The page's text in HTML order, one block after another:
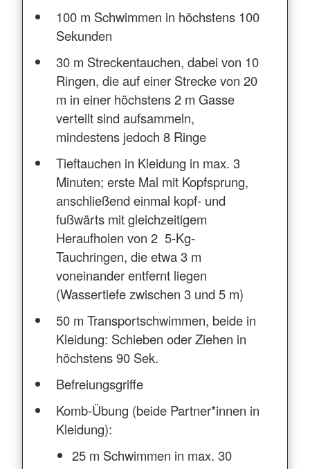
100 m Schwimmen in höchstens 100
Sekunden
30 m Streckentauchen, dabei von 10
Ringen, die auf einer Strecke von 20
m in einer höchstens 2 m Gasse
verteilt sind aufsammeln,
mindestens jedoch 8 Ringe
Tieftauchen in Kleidung in max. 3
Minuten; erste Mal mit Kopfsprung,
anschließend einmal kopf- und
fußwärts mit gleichzeitigem
Heraufholen von 2 5-Kg-
Tauchringen, die etwa 3 m
voneinander entfernt liegen
(Wassertiefe zwischen 3 und 5 m)
50 m Transportschwimmen, beide in
Kleidung: Schieben oder Ziehen in
höchstens 90 Sek.
Befreiungsgriffe
Komb-Übung (beide Partner*innen in
Kleidung):
25 m Schwimmen in max. 30